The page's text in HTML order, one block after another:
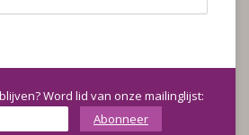
Word lid van onze mailinglijst:
Abonneer